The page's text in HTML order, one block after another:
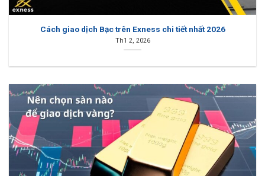
Cách giao dịch Bạc trên Exness chi tiết nhất 2026
Th1 2, 2026